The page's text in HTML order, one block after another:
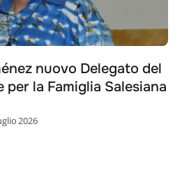
nuovo Delegato del
la Famiglia Salesiana
2026